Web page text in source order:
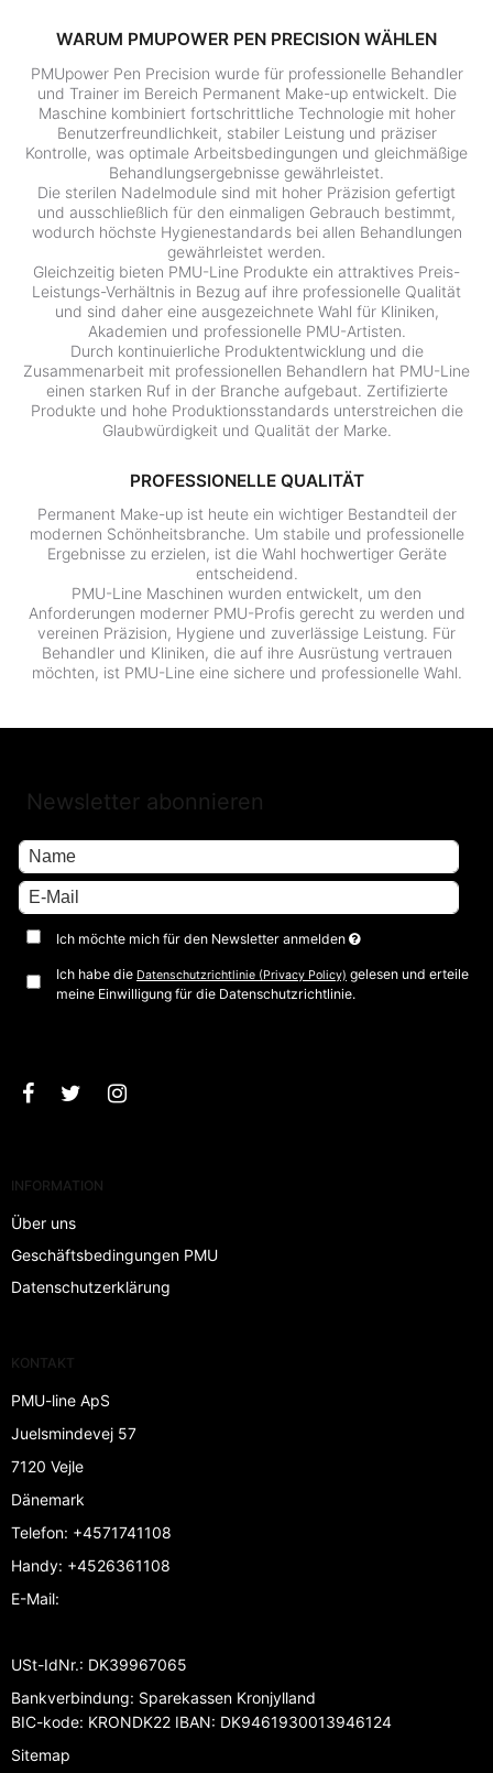
WARUM PMUPOWER PEN PRECISION WÄHLEN
PMUpower Pen Precision wurde für professionelle Behandler
und Trainer im Bereich Permanent Make-up entwickelt. Die
Maschine kombiniert fortschrittliche Technologie mit hoher
Benutzerfreundlichkeit, stabiler Leistung und präziser
Kontrolle, was optimale Arbeitsbedingungen und gleichmäßige
Behandlungsergebnisse gewährleistet.
Die sterilen Nadelmodule sind mit hoher Präzision gefertigt
und ausschließlich für den einmaligen Gebrauch bestimmt,
wodurch höchste Hygienestandards bei allen Behandlungen
gewährleistet werden.
Gleichzeitig bieten PMU-Line Produkte ein attraktives Preis-
Leistungs-Verhältnis in Bezug auf ihre professionelle Qualität
und sind daher eine ausgezeichnete Wahl für Kliniken,
Akademien und professionelle PMU-Artisten.
Durch kontinuierliche Produktentwicklung und die
Zusammenarbeit mit professionellen Behandlern hat PMU-Line
einen starken Ruf in der Branche aufgebaut. Zertifizierte
Produkte und hohe Produktionsstandards unterstreichen die
Glaubwürdigkeit und Qualität der Marke.
PROFESSIONELLE QUALITÄT
Permanent Make-up ist heute ein wichtiger Bestandteil der
modernen Schönheitsbranche. Um stabile und professionelle
Ergebnisse zu erzielen, ist die Wahl hochwertiger Geräte
entscheidend.
PMU-Line Maschinen wurden entwickelt, um den
Anforderungen moderner PMU-Profis gerecht zu werden und
vereinen Präzision, Hygiene und zuverlässige Leistung. Für
Behandler und Kliniken, die auf ihre Ausrüstung vertrauen
möchten, ist PMU-Line eine sichere und professionelle Wahl.
Newsletter abonnieren
Ich möchte mich für den Newsletter anmelden
Ich habe die Datenschutzrichtlinie (Privacy Policy) gelesen und erteile
meine Einwilligung für die Datenschutzrichtlinie.
INFORMATION
Über uns
Geschäftsbedingungen PMU
Datenschutzerklärung
KONTAKT
PMU-line ApS
Juelsmindevej 57
7120 Vejle
Dänemark
Telefon: +4571741108
Handy: +4526361108
E-Mail:
USt-IdNr.: DK39967065
Bankverbindung: Sparekassen Kronjylland
BIC-kode: KRONDK22 IBAN: DK9461930013946124
Sitemap